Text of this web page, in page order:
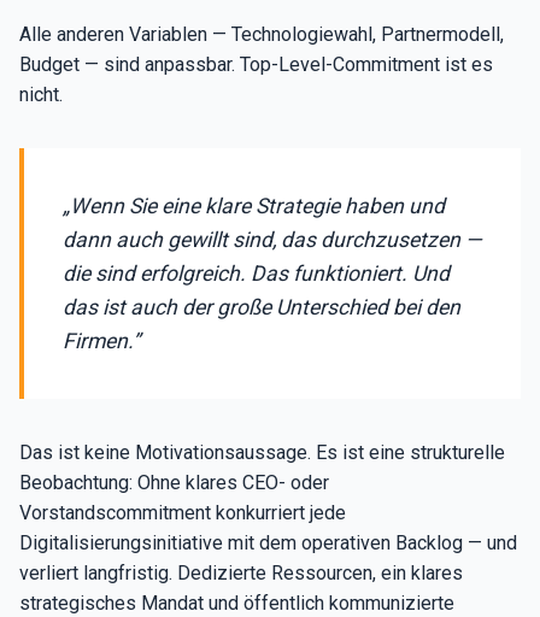
Alle anderen Variablen — Technologiewahl, Partnermodell,
Budget — sind anpassbar. Top-Level-Commitment ist es
nicht.
„Wenn Sie eine klare Strategie haben und
dann auch gewillt sind, das durchzusetzen —
die sind erfolgreich. Das funktioniert. Und
das ist auch der große Unterschied bei den
Firmen.”
Das ist keine Motivationsaussage. Es ist eine strukturelle
Beobachtung: Ohne klares CEO- oder
Vorstandscommitment konkurriert jede
Digitalisierungsinitiative mit dem operativen Backlog — und
verliert langfristig. Dedizierte Ressourcen, ein klares
strategisches Mandat und öffentlich kommunizierte